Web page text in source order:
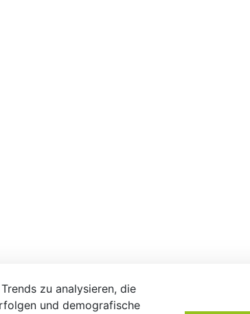
zu analysieren, die
und demografische